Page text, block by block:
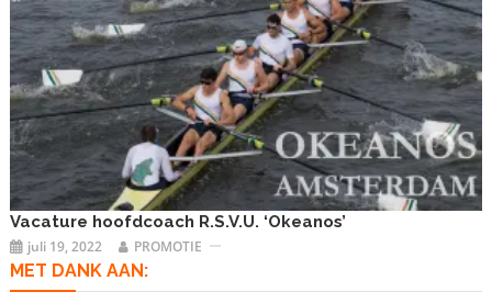
Vacature hoofdcoach R.S.V.U. ‘Okeanos’
juli 19, 2022 PROMOTIE
MET DANK AAN: